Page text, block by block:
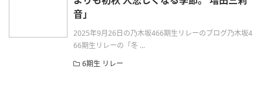
音」
2025年9月26日の乃木坂466期生リレーのブログ乃木坂4
66期生リレーの「冬 ...
6期生 リレー